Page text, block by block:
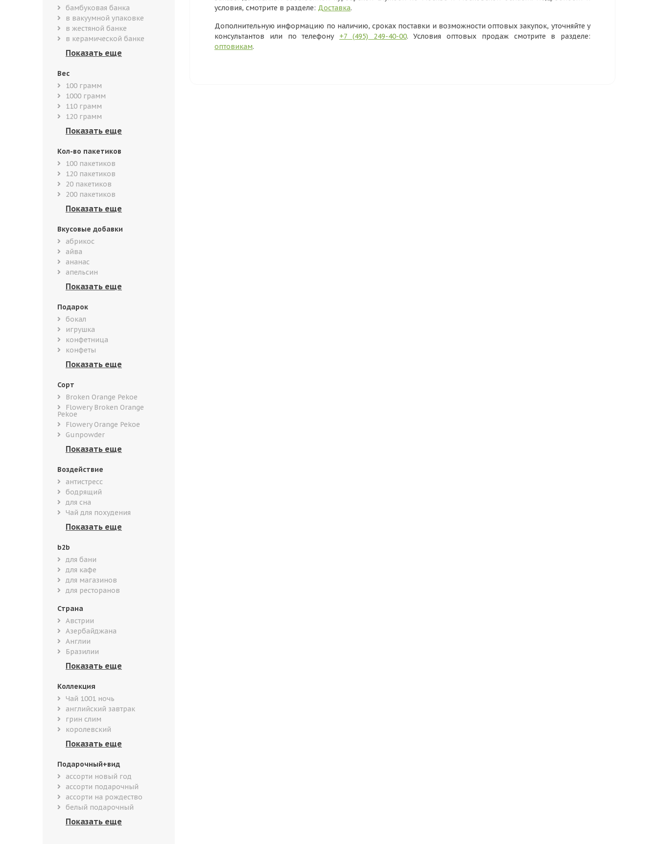
бамбуковая банка
в вакуумной упаковке
в жестяной банке
в керамической банке
Вес
100 грамм
1000 грамм
110 грамм
120 грамм
Кол-во пакетиков
100 пакетиков
120 пакетиков
20 пакетиков
200 пакетиков
Вкусовые добавки
абрикос
айва
ананас
апельсин
Подарок
бокал
игрушка
конфетница
конфеты
Сорт
Broken Orange Pekoe
Flowery Broken Orange
Pekoe
Flowery Orange Pekoe
Gunpowder
Воздействие
антистресс
бодрящий
для сна
Чай для похудения
b2b
для бани
для кафе
для магазинов
для ресторанов
Страна
Австрии
Азербайджана
Англии
Бразилии
Коллекция
Чай 1001 ночь
английский завтрак
грин слим
королевский
Подарочный+вид
ассорти новый год
ассорти подарочный
ассорти на рождество
белый подарочный
условия, смотрите в разделе: Доставка.
Дополнительную информацию по наличию, сроках поставки и возможности оптовых закупок, уточняйте у
консультантов или по телефону +7 (495) 249-40-00. Условия оптовых продаж смотрите в разделе:
оптовикам.